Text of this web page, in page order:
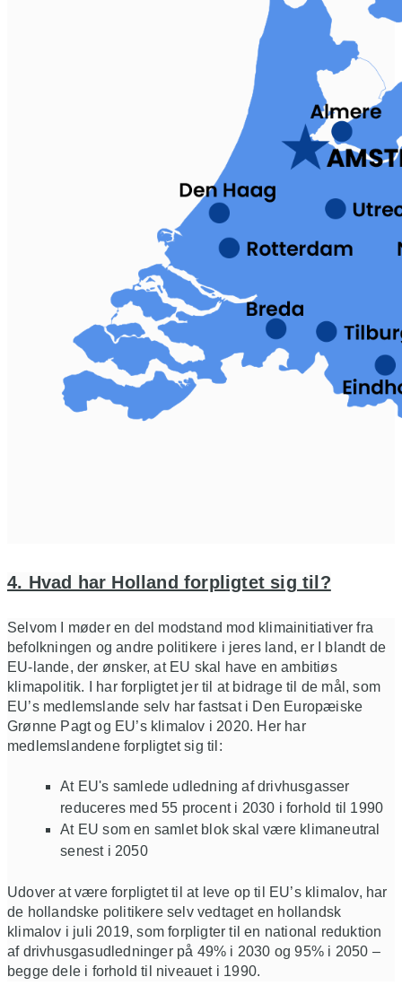
4. Hvad har Holland forpligtet sig til?
Selvom I møder en del modstand mod klimainitiativer fra
befolkningen og andre politikere i jeres land, er I blandt de
EU-lande, der ønsker, at EU skal have en ambitiøs
klimapolitik. I har forpligtet jer til at bidrage til de mål, som
EU’s medlemslande selv har fastsat i Den Europæiske
Grønne Pagt og EU’s klimalov i 2020. Her har
medlemslandene forpligtet sig til:
At EU's samlede udledning af drivhusgasser
reduceres med 55 procent i 2030 i forhold til 1990
At EU som en samlet blok skal være klimaneutral
senest i 2050
Udover at være forpligtet til at leve op til EU’s klimalov, har
de hollandske politikere selv vedtaget en hollandsk
klimalov i juli 2019, som forpligter til en national reduktion
af drivhusgasudledninger på 49% i 2030 og 95% i 2050 –
begge dele i forhold til niveauet i 1990.